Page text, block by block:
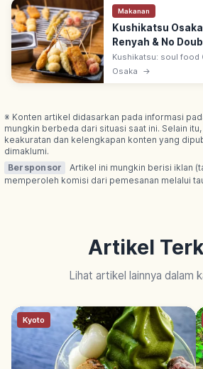
Makanan
Kushikatsu
Renyah & No
Kushikatsu: soul food
seafood ditusuk lalu
Osaka →
※ Konten artikel didasarkan pada informasi
mungkin berbeda dari situasi saat ini. Selain
keakuratan dan kelengkapan konten yang
dimaklumi.
Bersponsor
Artikel ini mungkin berisi iklan
memperoleh komisi dari pemesanan melalui
Artikel
Lihat artikel lainnya dalam
Kyoto